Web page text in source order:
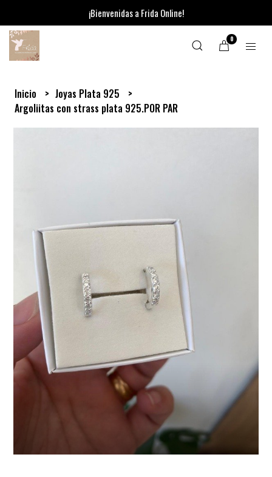
¡Bienvenidas a Frida Online!
0
Inicio
Joyas Plata 925
Argoliitas con strass plata 925.POR PAR